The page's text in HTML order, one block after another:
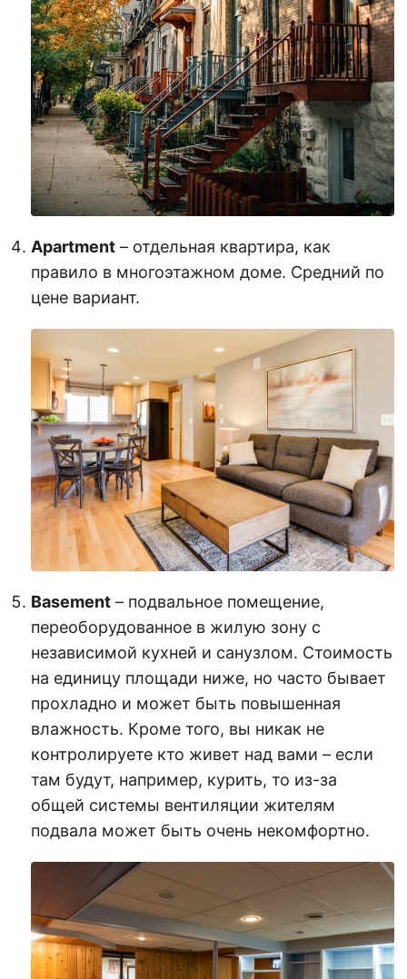
Apartment – отдельная квартира, как
правило в многоэтажном доме. Средний по
цене вариант.
Basement – подвальное помещение,
переоборудованное в жилую зону с
независимой кухней и санузлом. Стоимость
на единицу площади ниже, но часто бывает
прохладно и может быть повышенная
влажность. Кроме того, вы никак не
контролируете кто живет над вами – если
там будут, например, курить, то из-за
общей системы вентиляции жителям
подвала может быть очень некомфортно.